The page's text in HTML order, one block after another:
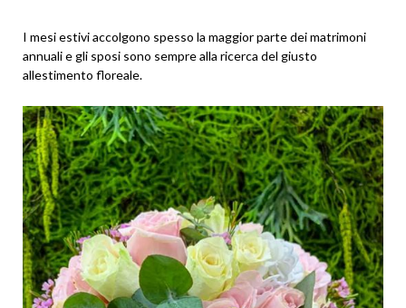
I mesi estivi accolgono spesso la maggior parte dei matrimoni
annuali e gli sposi sono sempre alla ricerca del giusto
allestimento floreale.